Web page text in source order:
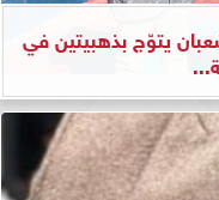
يتوّج بذهبيتين في